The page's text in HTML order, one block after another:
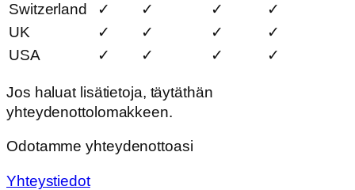
Switzerland
✓ ✓ ✓
✓
UK
✓ ✓ ✓
✓
USA
✓ ✓ ✓ ✓
Jos haluat lisätietoja, täytäthän
yhteydenottolomakkeen.
Odotamme yhteydenottoasi
Yhteystiedot